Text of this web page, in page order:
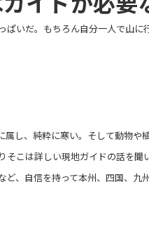
いだ。もちろん自分一人で山
し、純粋に寒い。そして動物
こは詳しい現地ガイドの話を
、自信を持って本州、四国、九